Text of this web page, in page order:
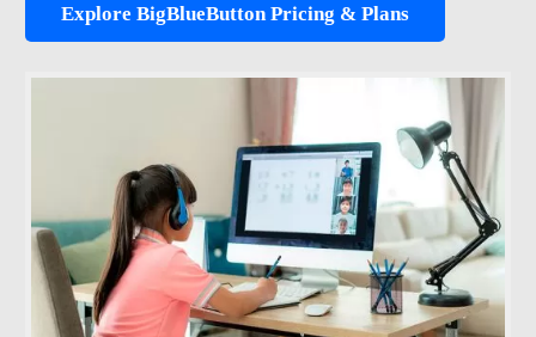
Explore BigBlueButton Pricing & Plans